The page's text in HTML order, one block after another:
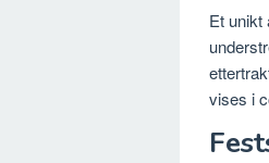
Et unikt
vises i